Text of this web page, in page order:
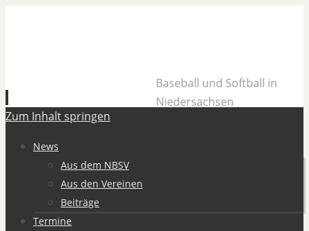
Baseball und Softball in
Niedersachsen
Zum Inhalt springen
News
Aus dem NBSV
Aus den Vereinen
Beiträge
Termine